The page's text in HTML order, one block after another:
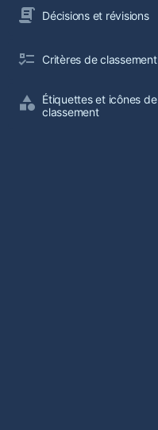
Décisions et révisions
Critères de classement
Étiquettes et icônes de
classement